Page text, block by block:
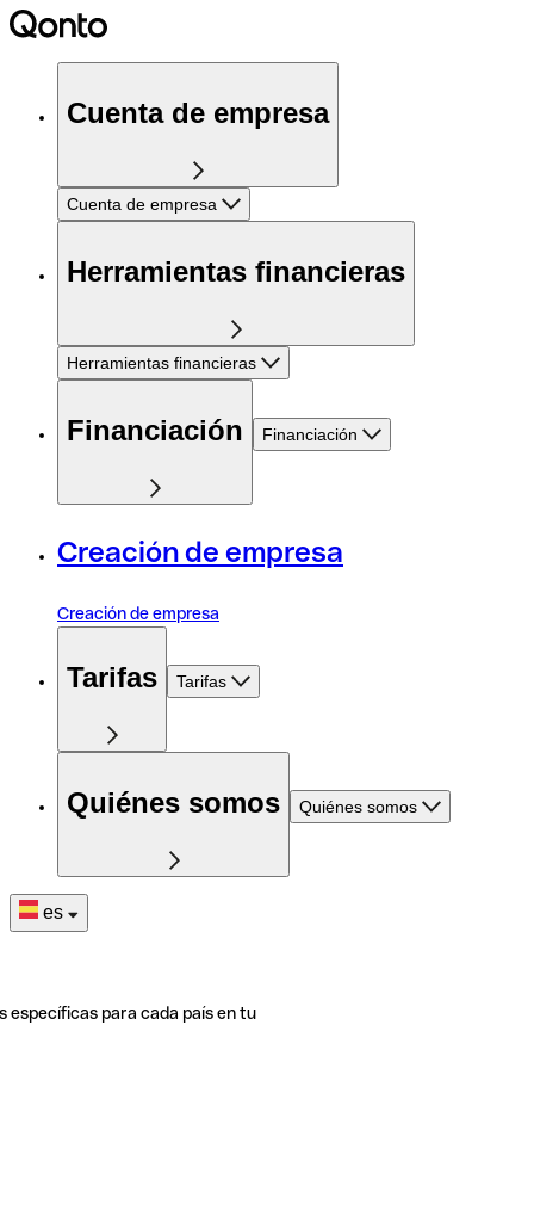
Cuenta de empresa
Cuenta de empresa
Herramientas financieras
Herramientas financieras
Financiación Financiación
Creación de empresa
Creación de empresa
Tarifas Tarifas
Quiénes somos Quiénes somos
es
específicas para cada país en tu